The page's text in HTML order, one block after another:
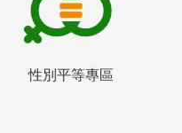
性別平等專區